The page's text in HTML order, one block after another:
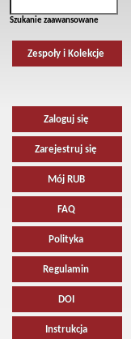
Szukanie zaawansowane
Zespoły i Kolekcje
Zaloguj się
Zarejestruj się
Mój RUB
FAQ
Polityka
Regulamin
DOI
Instrukcja